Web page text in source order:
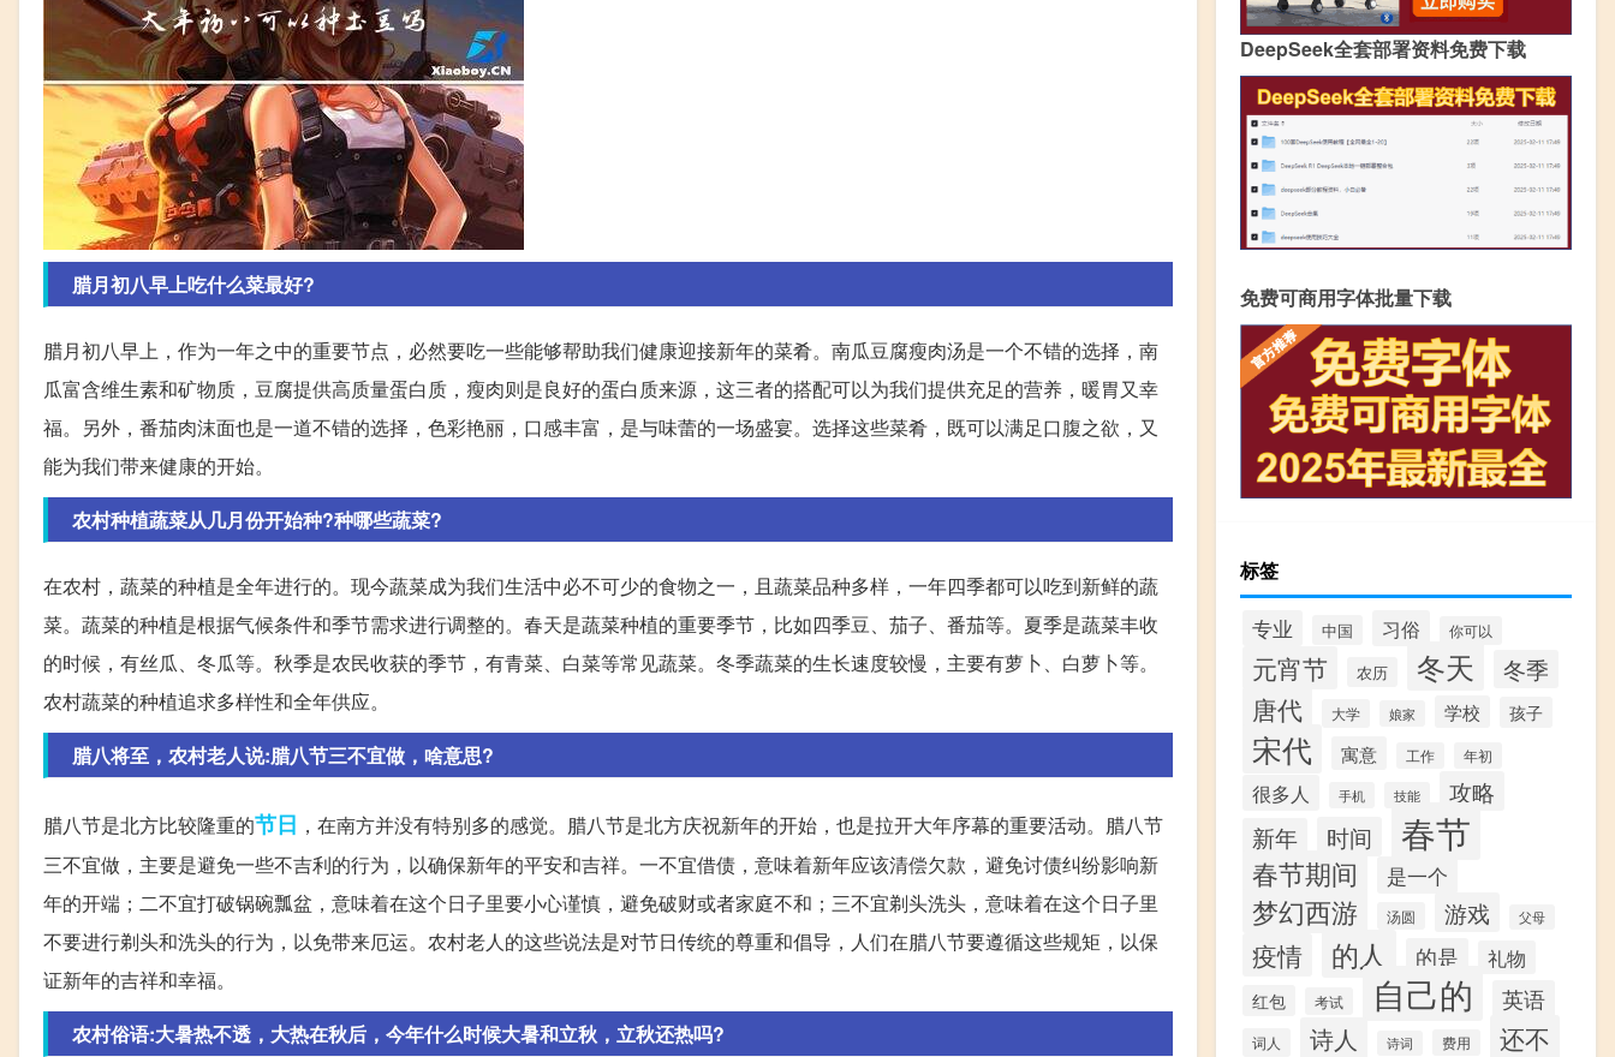
腊月初八早上吃什么菜最好?
腊月初八早上，作为一年之中的重要节点，必然要吃一些能够帮助我们健康迎接新年的菜肴。南瓜豆腐瘦肉汤是一个不错的选择，南
瓜富含维生素和矿物质，豆腐提供高质量蛋白质，瘦肉则是良好的蛋白质来源，这三者的搭配可以为我们提供充足的营养，暖胃又幸
福。另外，番茄肉沫面也是一道不错的选择，色彩艳丽，口感丰富，是与味蕾的一场盛宴。选择这些菜肴，既可以满足口腹之欲，又
能为我们带来健康的开始。
农村种植蔬菜从几月份开始种?种哪些蔬菜?
在农村，蔬菜的种植是全年进行的。现今蔬菜成为我们生活中必不可少的食物之一，且蔬菜品种多样，一年四季都可以吃到新鲜的蔬
菜。蔬菜的种植是根据气候条件和季节需求进行调整的。春天是蔬菜种植的重要季节，比如四季豆、茄子、番茄等。夏季是蔬菜丰收
的时候，有丝瓜、冬瓜等。秋季是农民收获的季节，有青菜、白菜等常见蔬菜。冬季蔬菜的生长速度较慢，主要有萝卜、白萝卜等。
农村蔬菜的种植追求多样性和全年供应。
腊八将至，农村老人说:腊八节三不宜做，啥意思?
腊八节是北方比较隆重的节日 ，在南方并没有特别多的感觉。腊八节是北方庆祝新年的开始，也是拉开大年序幕的重要活动。腊八节
三不宜做，主要是避免一些不吉利的行为，以确保新年的平安和吉祥。一不宜借债，意味着新年应该清偿欠款，避免讨债纠纷影响新
年的开端；二不宜打破锅碗瓢盆，意味着在这个日子里要小心谨慎，避免破财或者家庭不和；三不宜剃头洗头，意味着在这个日子里
不要进行剃头和洗头的行为，以免带来厄运。农村老人的这些说法是对节日传统的尊重和倡导，人们在腊八节要遵循这些规矩，以保
证新年的吉祥和幸福。
农村俗语:大暑热不透，大热在秋后，今年什么时候大暑和立秋，立秋还热吗?
DeepSeek全套部署资料免费下载
免费可商用字体批量下载
标签
专业 中国 习俗 你可以
元宵节 农历 冬天 冬季
唐代 大学 娘家 学校 孩子
宋代 寓意 工作 年初
很多人 手机 技能 攻略
新年 时间 春节
春节期间 是一个
梦幻西游 汤圆 游戏 父母
疫情 的人 的是 礼物
红包 考试 自己的 英语
词人 诗人 诗词 费用 还不